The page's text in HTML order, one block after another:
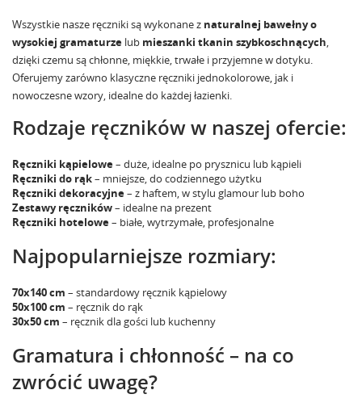
Wszystkie nasze ręczniki są wykonane z naturalnej bawełny o
wysokiej gramaturze lub mieszanki tkanin szybkoschnących,
dzięki czemu są chłonne, miękkie, trwałe i przyjemne w dotyku.
Oferujemy zarówno klasyczne ręczniki jednokolorowe, jak i
nowoczesne wzory, idealne do każdej łazienki.
Rodzaje ręczników w naszej ofercie:
Ręczniki kąpielowe– duże, idealne po prysznicu lub kąpieli
Ręczniki do rąk– mniejsze, do codziennego użytku
Ręczniki dekoracyjne– z haftem, w stylu glamour lub boho
Zestawy ręczników– idealne na prezent
Ręczniki hotelowe– białe, wytrzymałe, profesjonalne
Najpopularniejsze rozmiary:
70x140 cm – standardowy ręcznik kąpielowy
50x100 cm – ręcznik do rąk
30x50 cm – ręcznik dla gości lub kuchenny
Gramatura i chłonność – na co
zwrócić uwagę?